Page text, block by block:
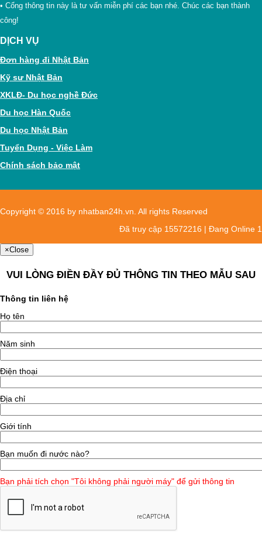
• Cổng thông tin này là tư vấn miễn phí các bạn nhé. Chúc các bạn thành
công!
DỊCH VỤ
Đơn hàng đi Nhật Bản
Kỹ sư Nhật Bản
XKLĐ- Du học nghề Đức
Du học Hàn Quốc
Du học Nhật Bản
Tuyển Dụng - Việc Làm
Chính sách bảo mật
Copyright © 2016 by nhatban24h.vn. All rights Reserved
Đã truy cập 15572216 | Đang Online 1
×Close
VUI LÒNG ĐIỀN ĐẦY ĐỦ THÔNG TIN THEO MẪU SAU
Thông tin liên hệ
Họ tên
Năm sinh
Điện thoại
Địa chỉ
Giới tính
Bạn muốn đi nước nào?
Bạn phải tích chọn "Tôi không phải người máy" để gửi thông tin